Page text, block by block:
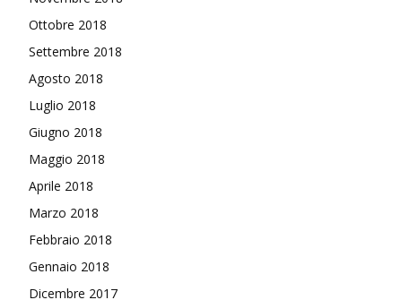
Ottobre 2018
Settembre 2018
Agosto 2018
Luglio 2018
Giugno 2018
Maggio 2018
Aprile 2018
Marzo 2018
Febbraio 2018
Gennaio 2018
Dicembre 2017